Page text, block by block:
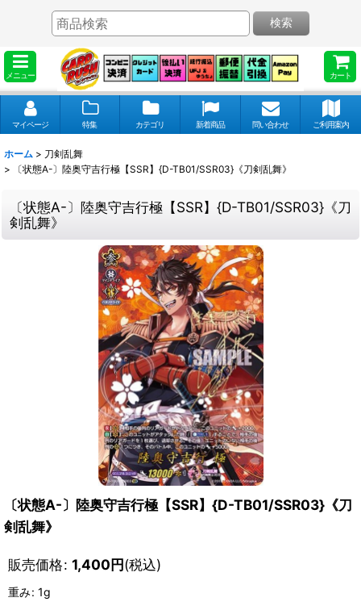
メニュー カート
検索
マイページ 特集 カテゴリ 新着商品 問い合わせ ご利用案内
ホーム > 刀剣乱舞
>
〔状態A-〕陸奥守吉行極【SSR】{D-TB01/SSR03}《刀剣乱舞》
〔状態A-〕陸奥守吉行極【SSR】{D-TB01/SSR03}《刀
剣乱舞》
〔状態A-〕陸奥守吉行極【SSR】{D-TB01/SSR03}《刀
剣乱舞》
販売価格: 1,400円(税込)
重み: 1g